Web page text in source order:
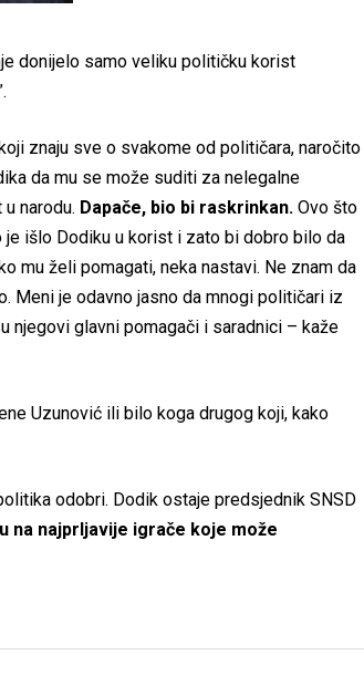
donijelo samo veliku političku korist
znaju sve o svakome od političara, naročito
da mu se može suditi za nelegalne
narodu. Dapače, bio bi raskrinkan. Ovo što
išlo Dodiku u korist i zato bi dobro bilo da
mu želi pomagati, neka nastavi. Ne znam da
Meni je odavno jasno da mnogi političari iz
njegovi glavni pomagači i saradnici – kaže
Uzunović ili bilo koga drugog koji, kako
odobri. Dodik ostaje predsjednik SNSD
na najprljavije igrače koje može